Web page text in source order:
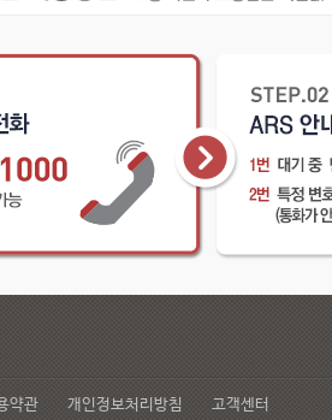
약관 개인정보처리방침 고객센터